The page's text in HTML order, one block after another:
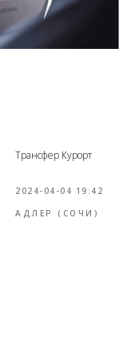
Трансфер Курорт
2024-04-04 19:42
АДЛЕР (СОЧИ)